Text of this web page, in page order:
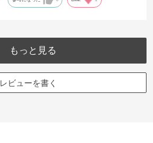
もっと見る
レビューを書く